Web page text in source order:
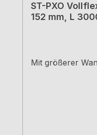
ST-PXO
152 mm, L
Mit größerer